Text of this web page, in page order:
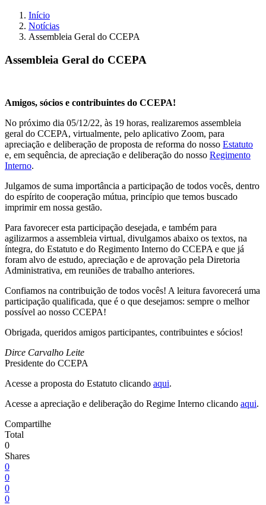
Início
Notícias
Assembleia Geral do CCEPA
Assembleia Geral do CCEPA
Amigos, sócios e contribuintes do CCEPA!
No próximo dia 05/12/22, às 19 horas, realizaremos assembleia
geral do CCEPA, virtualmente, pelo aplicativo Zoom, para
apreciação e deliberação de proposta de reforma do nosso Estatuto
e, em sequência, de apreciação e deliberação do nosso Regimento
Interno.
Julgamos de suma importância a participação de todos vocês, dentro
do espírito de cooperação mútua, princípio que temos buscado
imprimir em nossa gestão.
Para favorecer esta participação desejada, e também para
agilizarmos a assembleia virtual, divulgamos abaixo os textos, na
íntegra, do Estatuto e do Regimento Interno do CCEPA e que já
foram alvo de estudo, apreciação e de aprovação pela Diretoria
Administrativa, em reuniões de trabalho anteriores.
Confiamos na contribuição de todos vocês! A leitura favorecerá uma
participação qualificada, que é o que desejamos: sempre o melhor
possível ao nosso CCEPA!
Obrigada, queridos amigos participantes, contribuintes e sócios!
Dirce Carvalho Leite
Presidente do CCEPA
Acesse a proposta do Estatuto clicando aqui.
Acesse a apreciação e deliberação do Regime Interno clicando aqui.
Compartilhe
Total
0
Shares
0
0
0
0